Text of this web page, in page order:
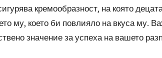
кремообразност, на която
му, което би повлияло на вкуса му.
значение за успеха на вашето